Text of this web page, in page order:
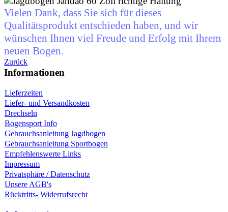
Vielen Dank, dass Sie sich für dieses
Qualitätsprodukt entschieden haben, und wir
wünschen Ihnen viel Freude und Erfolg mit Ihrem
neuen Bogen.
Zurück
Informationen
Lieferzeiten
Liefer- und Versandkosten
Drechseln
Bogensport Info
Gebrauchsanleitung Jagdbogen
Gebrauchsanleitung Sportbogen
Empfehlenswerte Links
Impressum
Privatsphäre / Datenschutz
Unsere AGB's
Rücktritts- Widerrufsrecht